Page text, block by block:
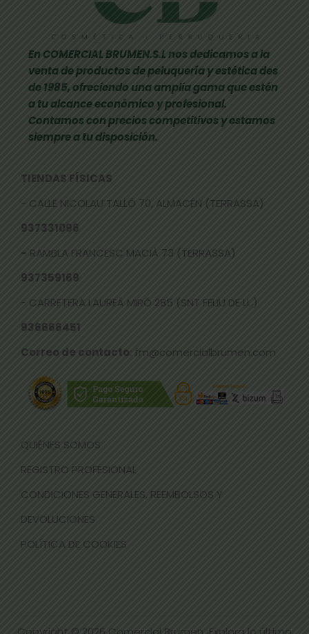
En COMERCIAL BRUMEN.S.L nos dedicamos a la
venta de productos de peluquería y estética des
de 1985, ofreciendo una amplia gama que estén
a tu alcance económico y profesional.
Contamos con precios competitivos y estamos
siempre a tu disposición.
TIENDAS FÍSICAS
- CALLE NICOLAU TALLÓ 70, ALMACÉN (TERRASSA)
937331096
- RAMBLA FRANCESC MACIÀ 73 (TERRASSA)
937359169
- CARRETERA LAUREÀ MIRÓ 285 (SNT FELIU DE LL.)
936666451
Correo de contacto: fm@comercialbrumen.com
QUIÉNES SOMOS
REGISTRO PROFESIONAL
CONDICIONES GENERALES, REEMBOLSOS Y
DEVOLUCIONES
POLÍTICA DE COOKIES